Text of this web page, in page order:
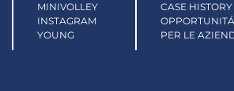
MINIVOLLEY
INSTAGRAM
YOUNG
CASE HISTORY
OPPORTUNITÁ
PER LE